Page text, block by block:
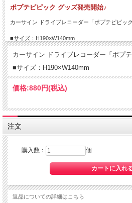
ポプテピピック グッズ発売開始♪
カーサイン ドライブレコーダー「ポプテピピック
■サイズ：H190×W140mm
カーサイン ドライブレコーダー「ポプテ
■サイズ：H190×W140mm
価格:880円(税込)
注文
購入数： 個
返品についての詳細はこちら